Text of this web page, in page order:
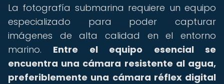
La fotografía submarina requiere un equipo
especializado para poder capturar
imágenes de alta calidad en el entorno
marino. Entre el equipo esencial se
encuentra una cámara resistente al agua,
preferiblemente una cámara réflex digital